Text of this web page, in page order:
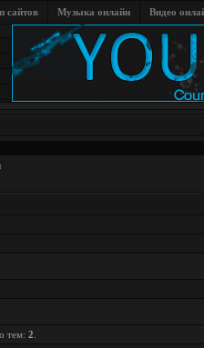
сайтов Музыка онлайн Видео
тем: 2